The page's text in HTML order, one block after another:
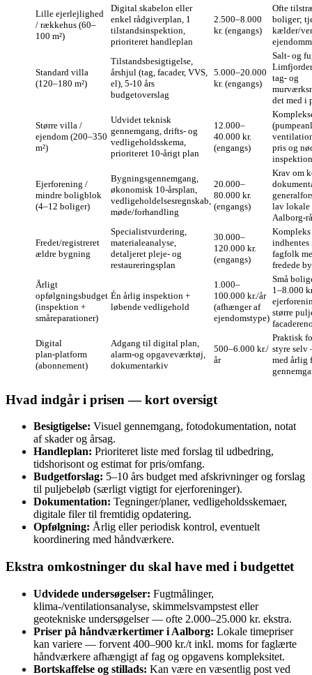
Lille ejerlejlighed
/ rækkehus (60–
100 m²)
Digital skabelon eller
enkel rådgiverplan, 1
tilstandsinspektion,
prioriteret handleplan
2.500–8.000
kr. (engangs)
Ofte
boliger;
kælder/
Standard villa
(120–180 m²)
Tilstandsbesigtigelse,
årshjul (tag, facader, VVS,
el), 5‑10 års
budgetoverslag
5.000–20.000
kr. (engangs)
Salt- og
tag- og
det med i
Større villa /
ejendom (200–350
m²)
Udvidet teknisk
gennemgang, drifts‑ og
vedligeholdsskema,
prioriteret 10‑årigt plan
12.000–
40.000 kr.
(engangs)
pris og
Ejerforening /
mindre boligblok
(4–12 boliger)
Bygningsgennemgang,
økonomisk 10‑årsplan,
vedligeholdelsesregnskab,
møde/forhandling
20.000–
80.000 kr.
(engangs)
Krav om
lav
Fredet/registreret
ældre bygning
Specialistvurdering,
materialeanalyse,
detaljeret pleje‑ og
restaureringsplan
30.000–
120.000 kr.
(engangs)
fagfolk
fredede
Årligt
opfølgningsbudget
(inspektion +
småreparationer)
Én årlig inspektion +
løbende vedligehold
1.000–
100.000 kr./år
(afhænger af
ejendomstype)
Små
1–8.000
større
Digital
plan‑platform
(abonnement)
Adgang til digital plan,
alarm‑og opgaveværktøj,
dokumentarkiv
500–6.000 kr./
år
Praktisk
styre selv
med årlig
Hvad indgår i prisen — kort oversigt
Besigtigelse: Visuel gennemgang, fotodokumentation, notat
af skader og årsag.
Handleplan: Prioriteret liste med forslag til udbedring,
tidshorisont og estimat for pris/omfang.
Budgetforslag: 5–10 års budget med afskrivninger og forslag
til puljebeløb (særligt vigtigt for ejerforeninger).
Dokumentation: Tegninger/planer, vedligeholdsskemaer,
digitale filer til fremtidig opdatering.
Opfølgning: Årlig eller periodisk kontrol, eventuelt
koordinering med håndværkere.
Ekstra omkostninger du skal have med i budgettet
Udvidede undersøgelser: Fugtmålinger,
klima‑/ventilationsanalyse, skimmelsvampstest eller
geotekniske undersøgelser — ofte 2.000–25.000 kr. ekstra.
Priser på håndværkertimer i Aalborg: Lokale timepriser
kan variere — forvent 400–900 kr./t inkl. moms for faglærte
håndværkere afhængigt af fag og opgavens kompleksitet.
Bortskaffelse og stillads: Kan være en væsentlig post ved